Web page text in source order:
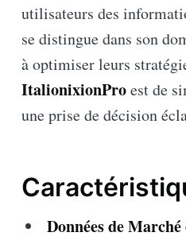
utilisateurs des
se distingue dans son
à optimiser leurs
ItalionixionProest de
une prise de décision
Données de